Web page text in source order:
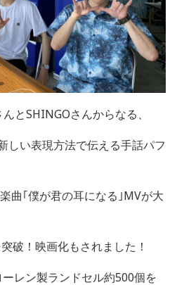
んとSHINGOさんからなる、
しい表現方法で伝える手話パフ
曲｢僕が君の耳になる｣MVが大
破！映画化もされました！
レン製ランドセル約500個を